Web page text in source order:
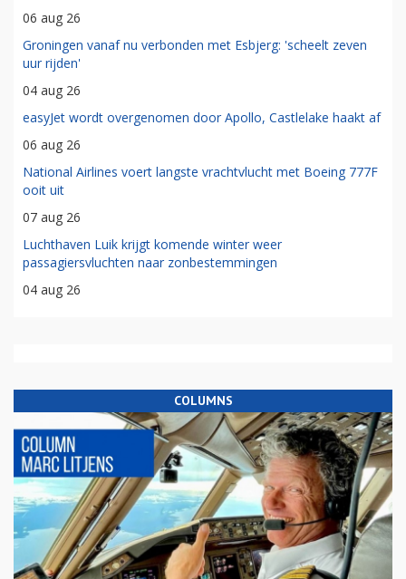
06 aug 26
Groningen vanaf nu verbonden met Esbjerg: 'scheelt zeven
uur rijden'
04 aug 26
easyJet wordt overgenomen door Apollo, Castlelake haakt af
06 aug 26
National Airlines voert langste vrachtvlucht met Boeing 777F
ooit uit
07 aug 26
Luchthaven Luik krijgt komende winter weer
passagiersvluchten naar zonbestemmingen
04 aug 26
COLUMNS